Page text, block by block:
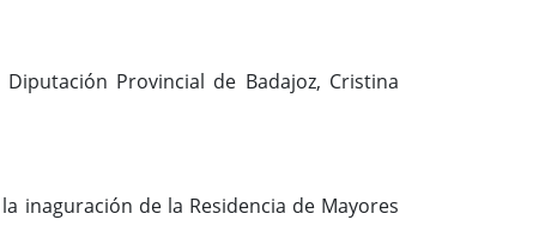
Provincial de Badajoz, Cristina
inaguración de la Residencia de Mayores